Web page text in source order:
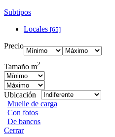
Subtipos
Locales [65]
Precio
Tamaño m2
Ubicación
Muelle de carga
Con fotos
De bancos
Cerrar